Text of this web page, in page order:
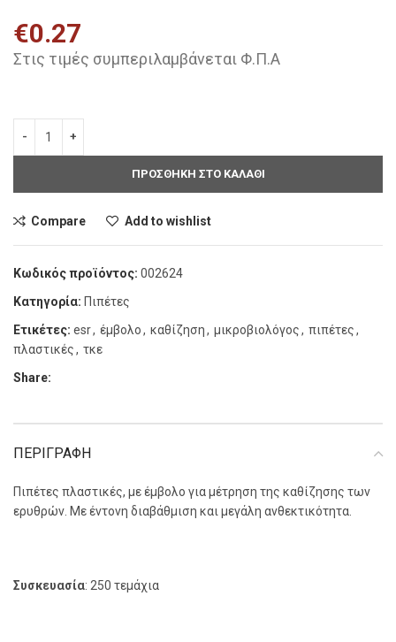
€0.27
Στις τιμές συμπεριλαμβάνεται Φ.Π.Α
ΠΡΟΣΘΗΚΗ ΣΤΟ ΚΑΛΑΘΙ
Compare Add to wishlist
Κωδικός προϊόντος: 002624
Κατηγορία: Πιπέτες
Ετικέτες: esr, έμβολο, καθίζηση, μικροβιολόγος, πιπέτες,
πλαστικές, τκε
Share:
ΠΕΡΙΓΡΑΦΗ
Πιπέτες πλαστικές, με έμβολο για μέτρηση της καθίζησης των
ερυθρών. Με έντονη διαβάθμιση και μεγάλη ανθεκτικότητα.
Συσκευασία: 250 τεμάχια